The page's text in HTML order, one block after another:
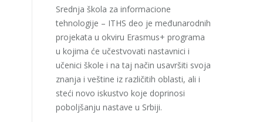
Srednja škola za informacione
tehnologije – ITHS deo je međunarodnih
projekata u okviru Erasmus+ programa
u kojima će učestvovati nastavnici i
učenici škole i na taj način usavršiti svoja
znanja i veštine iz različitih oblasti, ali i
steći novo iskustvo koje doprinosi
poboljšanju nastave u Srbiji.